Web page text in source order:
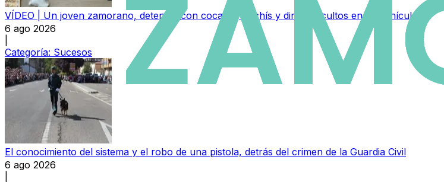
VÍDEO | Un joven zamorano, detenido con cocaína, hachís y dinero ocultos en su vehículo
6 ago 2026
Categoría: Sucesos
El conocimiento del sistema y el robo de una pistola, detrás del crimen de la Guardia Civil
6 ago 2026